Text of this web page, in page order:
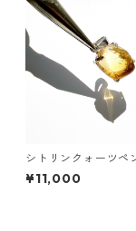
シトリンクォーツペ
トップ①
¥11,000